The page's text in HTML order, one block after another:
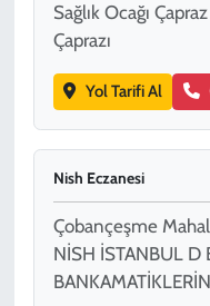
Sağlık Ocağı
Çaprazı
Yol Tarifi Al
Nish Eczanesi
Çobançeşme
NİSH İSTANBUL D